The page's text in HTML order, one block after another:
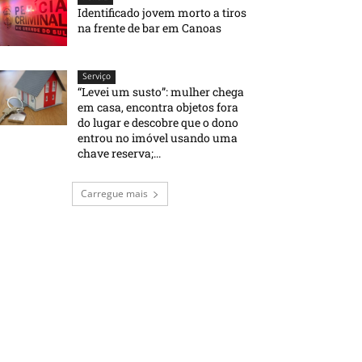
Identificado jovem morto a tiros
na frente de bar em Canoas
Serviço
“Levei um susto”: mulher chega
em casa, encontra objetos fora
do lugar e descobre que o dono
entrou no imóvel usando uma
chave reserva;...
Carregue mais